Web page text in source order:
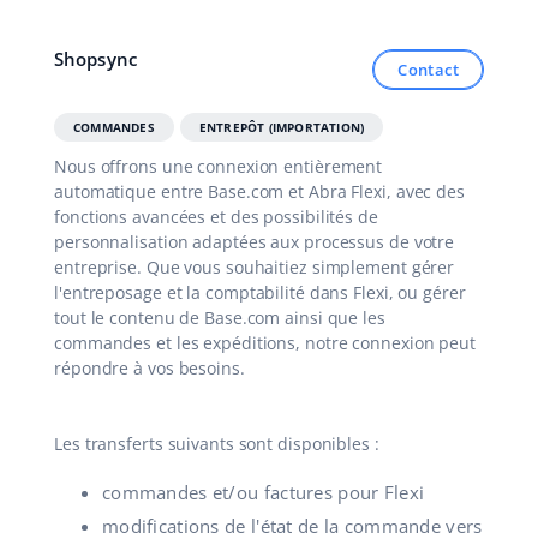
română
中文
Shopsync Contact
COMMANDES ENTREPÔT (IMPORTATION)
Nous offrons une connexion entièrement
automatique entre Base.com et Abra Flexi, avec des
fonctions avancées et des possibilités de
personnalisation adaptées aux processus de votre
entreprise. Que vous souhaitiez simplement gérer
l'entreposage et la comptabilité dans Flexi, ou gérer
tout le contenu de Base.com ainsi que les
commandes et les expéditions, notre connexion peut
répondre à vos besoins.
Les transferts suivants sont disponibles :
commandes et/ou factures pour Flexi
modifications de l'état de la commande vers